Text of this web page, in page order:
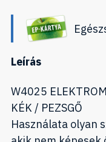
Leírás
W4025
KÉK / PEZSGŐ
Használata olyan